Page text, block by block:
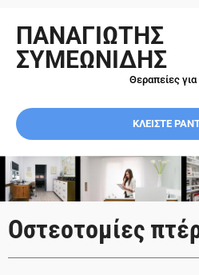
ΠΑΝΑΓΙΩΤΗΣ
ΣΥΜΕΩΝΙΔΗΣ
Θεραπείες
ΚΛΕΙΣΤΕ
Οστεοτομίες